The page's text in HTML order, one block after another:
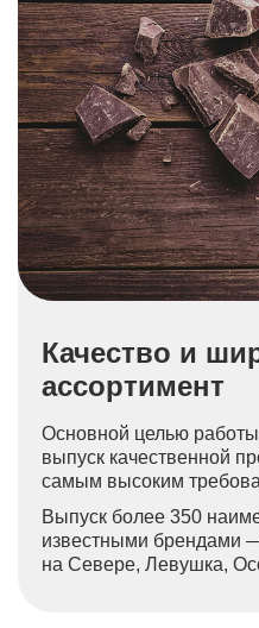
Качество и
ассортимент
Основной целью
выпуск качественной
самым высоким
Выпуск более 350
известными брендами
на Севере, Левушка,